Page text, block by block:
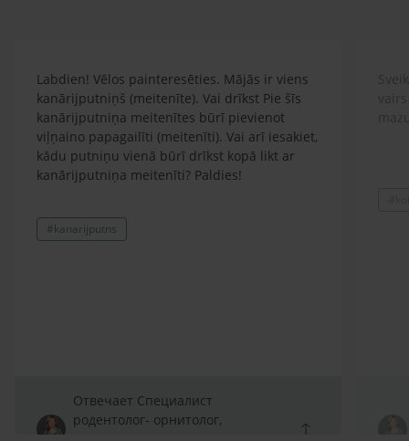
Labdien! Vēlos painteresēties. Mājās ir viens
kanārijputniņš (meitenīte). Vai drīkst Pie šīs
kanārijputniņa meitenītes būrī pievienot
viļņaino papagailīti (meitenīti). Vai arī iesakiet,
kādu putniņu vienā būrī drīkst kopā likt ar
kanārijputniņa meitenīti? Paldies!
#kanarijputns
Отвечает Специалист
родентолог- орнитолог,